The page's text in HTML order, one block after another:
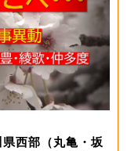
西部（丸亀・坂